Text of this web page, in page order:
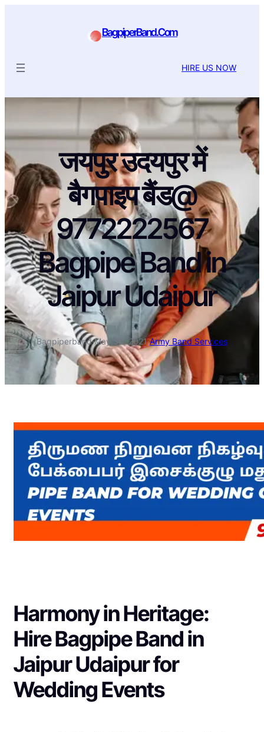
BagpiperBand.Com
HIRE US NOW
जयपुर उदयपुर में
बैगपाइप बैंड@
9772222567
Bagpipe Band in
Jaipur Udaipur
Bagpiperband·May 30, 2021·Army Band Services
Harmony in Heritage:
Hire Bagpipe Band in
Jaipur Udaipur for
Wedding Events